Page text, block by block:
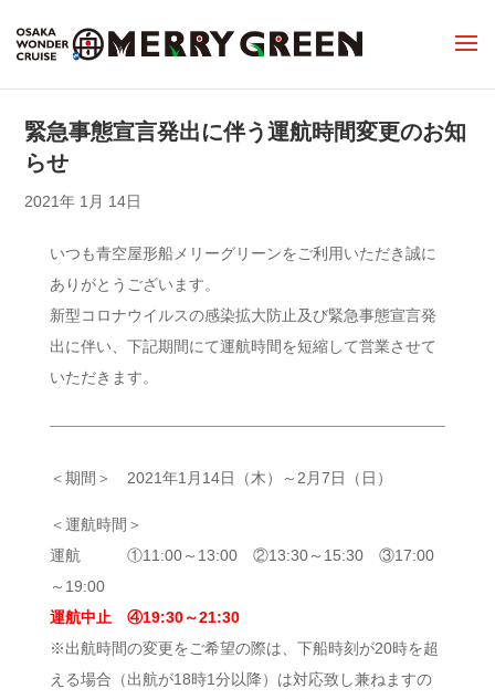
緊急事態宣言発出に伴う運航時間変更のお知
らせ
2021年 1月 14日
いつも青空屋形船メリーグリーンをご利用いただき誠に
ありがとうございます。
新型コロナウイルスの感染拡大防止及び緊急事態宣言発
出に伴い、下記期間にて運航時間を短縮して営業させて
いただきます。
＜期間＞ 2021年1月14日（木）～2月7日（日）
＜運航時間＞
運航 ①11:00～13:00 ②13:30～15:30 ③17:00
～19:00
運航中止 ④19:30～21:30
※出航時間の変更をご希望の際は、下船時刻が20時を超
える場合（出航が18時1分以降）は対応致し兼ねますの